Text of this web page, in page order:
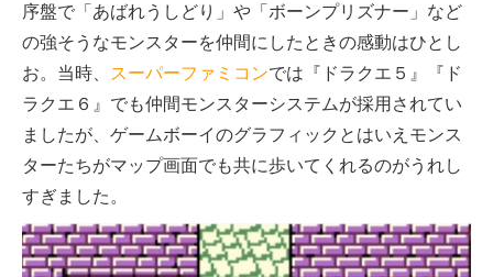
序盤で「あばれうしどり」や「ボーンプリズナー」など
の強そうなモンスターを仲間にしたときの感動はひとし
お。当時、
スーパーファミコンでは『ドラクエ５』『ド
ラクエ６』でも仲間モンスターシステムが採用されてい
ましたが、ゲームボーイのグラフィックとはいえモンス
ターたちがマップ画面でも共に歩いてくれるのがうれし
すぎました。